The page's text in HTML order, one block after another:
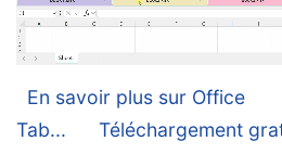
En savoir plus sur Office
Tab...
Téléchargement